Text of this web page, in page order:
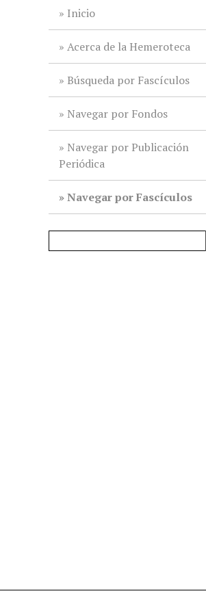
Inicio
Acerca de la Hemeroteca
Búsqueda por Fascículos
Navegar por Fondos
Navegar por Publicación
Periódica
Navegar por Fascículos